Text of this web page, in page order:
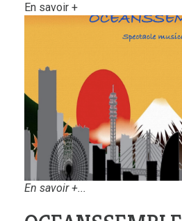
En savoir +
En savoir +...